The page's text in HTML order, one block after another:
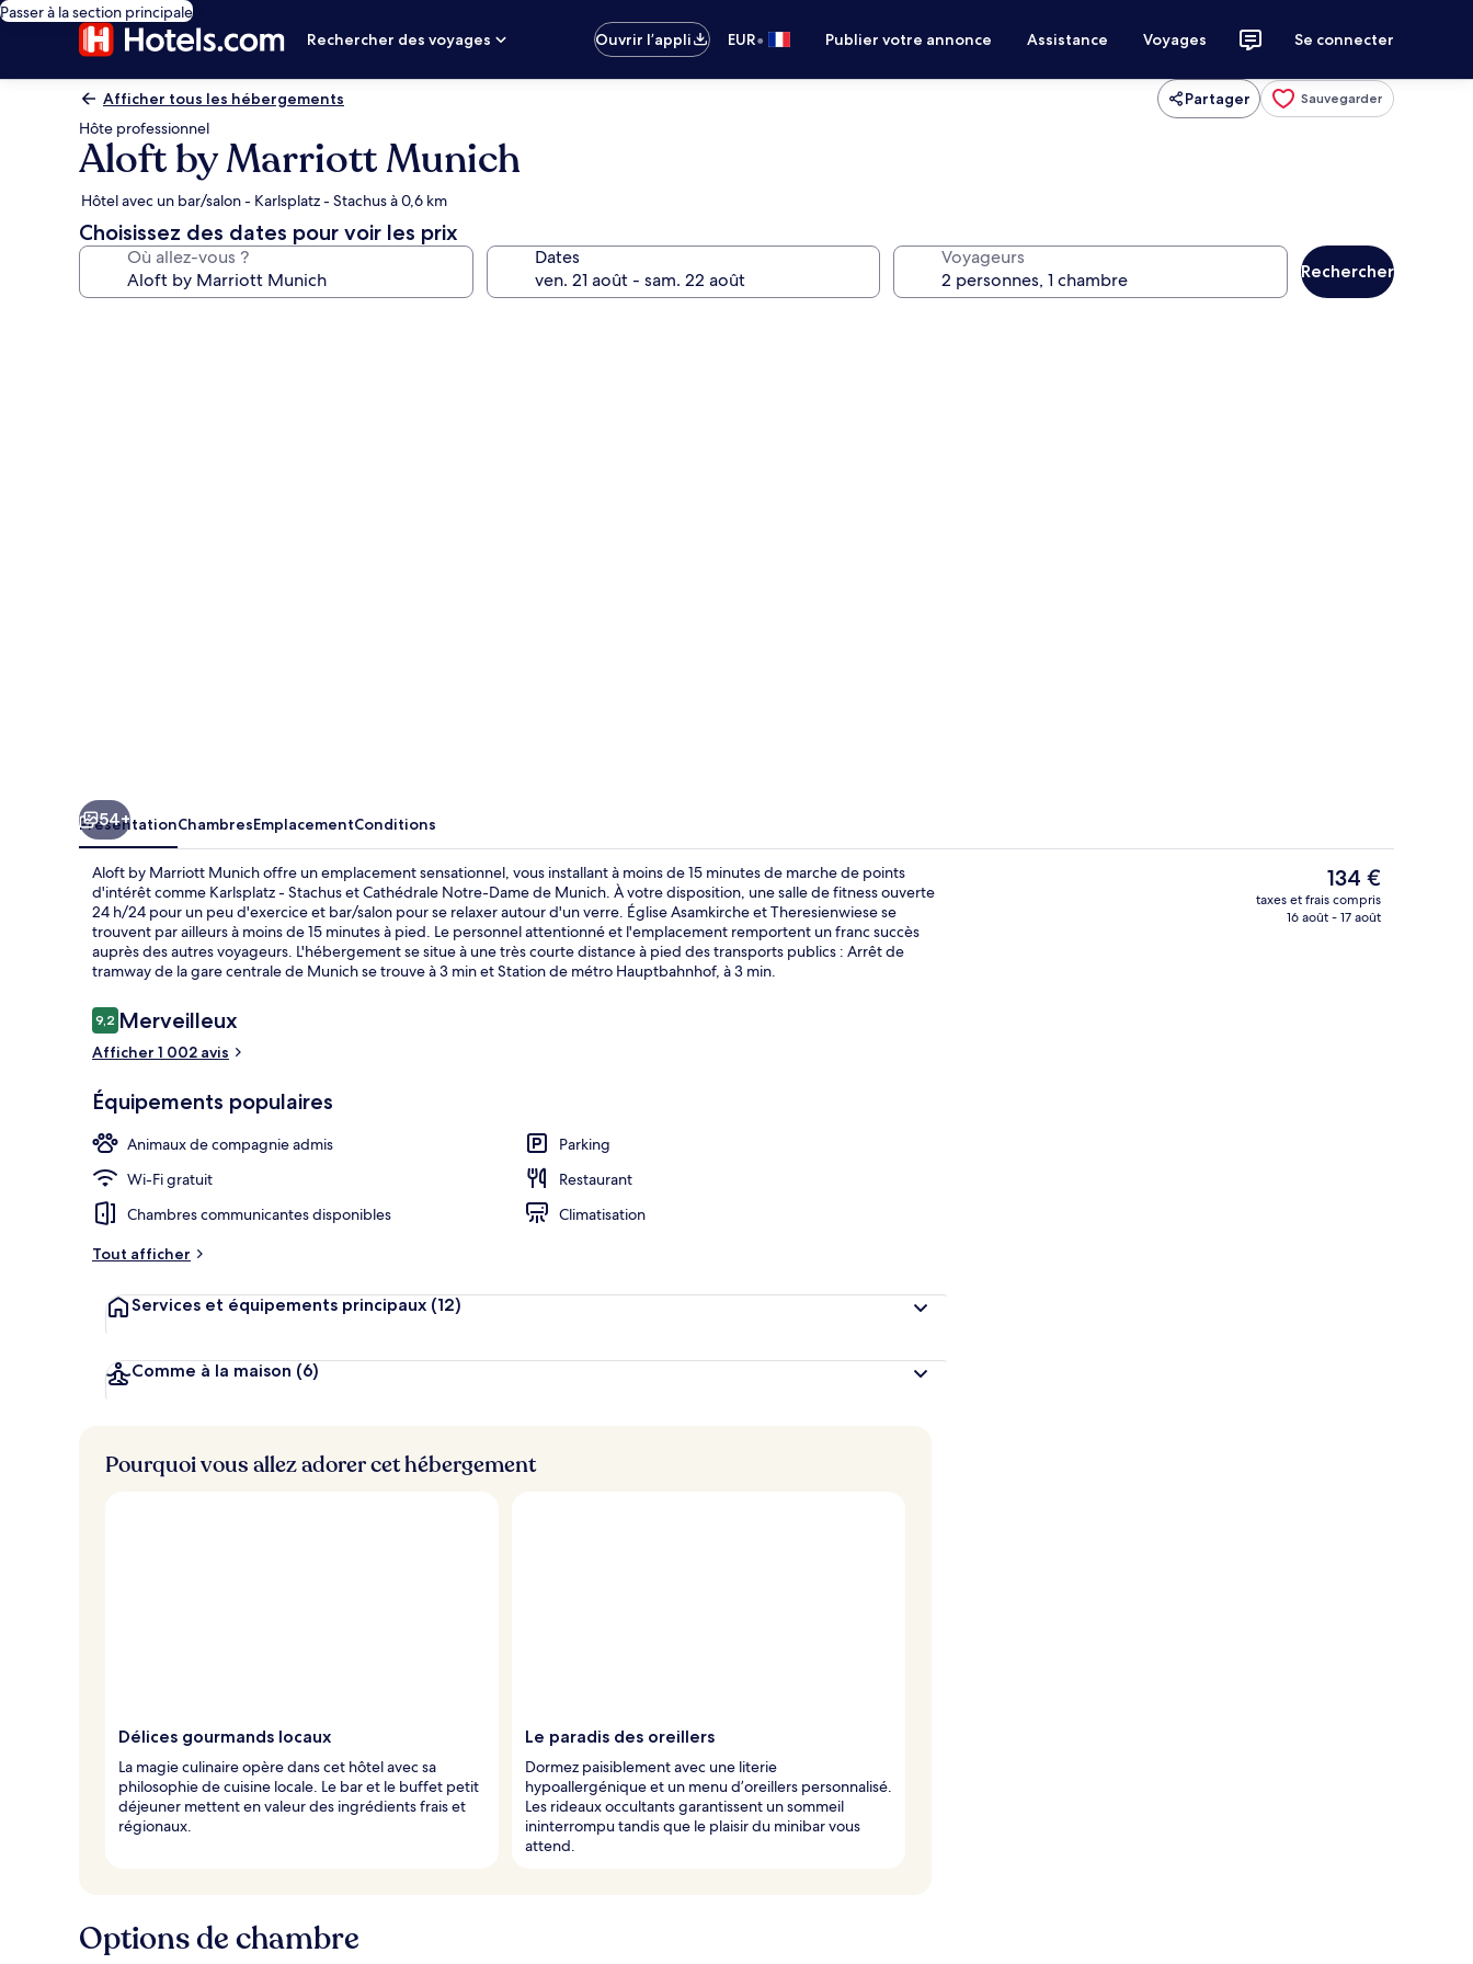
Passer à la section principale
Rechercher des voyages
Ouvrir l’appli EUR• Publier votre annonce Assistance Voyages Se connecter
Afficher tous les hébergements Partager Sauvegarder
Hôte professionnel
Aloft by Marriott Munich
Hôtel avec un bar/salon - Karlsplatz - Stachus à 0,6 km
Choisissez des dates pour voir les prix
Où allez-vous ? Dates Voyageurs
Rechercher
Petit déjeuner buffet servi tous les jours en supplément
54+
PrésentationChambresEmplacementConditions
Aloft by Marriott Munich offre un emplacement sensationnel, vous installant à moins de 15 minutes de marche de points
d'intérêt comme Karlsplatz - Stachus et Cathédrale Notre-Dame de Munich. À votre disposition, une salle de fitness ouverte
24 h/24 pour un peu d'exercice et bar/salon pour se relaxer autour d'un verre. Église Asamkirche et Theresienwiese se
trouvent par ailleurs à moins de 15 minutes à pied. Le personnel attentionné et l'emplacement remportent un franc succès
auprès des autres voyageurs. L'hébergement se situe à une très courte distance à pied des transports publics : Arrêt de
tramway de la gare centrale de Munich se trouve à 3 min et Station de métro Hauptbahnhof, à 3 min.
Avis
voyageurs
9,29,2 sur 10
Merveilleux
Afficher 1 002 avis
Équipements populaires
Animaux de compagnie admis
Parking
Wi-Fi gratuit
Restaurant
Chambres communicantes disponibles
Climatisation
Tout afficher
Services et équipements principaux (12)
Comme à la maison (6)
Le
prix
actuel
134 €
taxes et frais compris
16 août - 17 août
Pourquoi vous allez adorer cet hébergement
Délices gourmands locaux
La magie culinaire opère dans cet hôtel avec sa
philosophie de cuisine locale. Le bar et le buffet petit
déjeuner mettent en valeur des ingrédients frais et
régionaux.
Le paradis des oreillers
Dormez paisiblement avec une literie
hypoallergénique et un menu d’oreillers personnalisé.
Les rideaux occultants garantissent un sommeil
ininterrompu tandis que le plaisir du minibar vous
attend.
Options de chambre